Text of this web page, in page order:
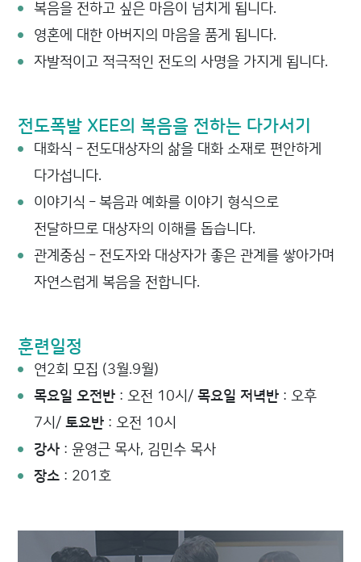
복음을 전하고 싶은 마음이 넘치게 됩니다.
영혼에 대한 아버지의 마음을 품게 됩니다.
자발적이고 적극적인 전도의 사명을 가지게 됩니다.
전도폭발 XEE의 복음을 전하는 다가서기
대화식 – 전도대상자의 삶을 대화 소재로 편안하게
다가섭니다.
이야기식 – 복음과 예화를 이야기 형식으로
전달하므로 대상자의 이해를 돕습니다.
관계중심 – 전도자와 대상자가 좋은 관계를 쌓아가며
자연스럽게 복음을 전합니다.
훈련일정
연2회 모집 (3월.9월)
목요일 오전반: 오전 10시/목요일 저녁반: 오후
7시/ 토요반: 오전 10시
강사: 윤영근 목사, 김민수 목사
장소: 201호